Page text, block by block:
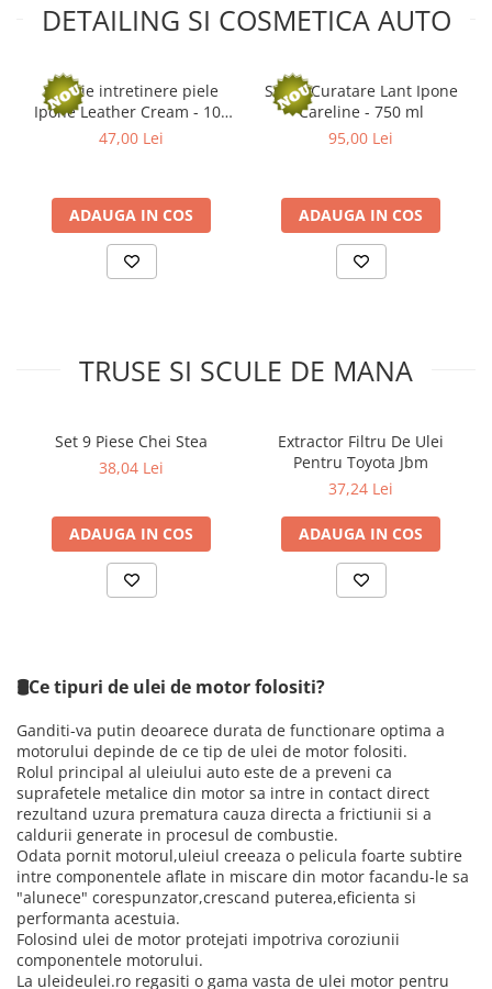
DETAILING SI COSMETICA AUTO
Solutie intretinere piele
Ipone Leather Cream - 100
ml
47,00 Lei
ADAUGA IN COS
Spray Curatare Lant Ipone
Careline - 750 ml
95,00 Lei
ADAUGA IN COS
TRUSE SI SCULE DE MANA
Set 9 Piese Chei Stea
38,04 Lei
ADAUGA IN COS
Extractor Filtru De Ulei
Pentru Toyota Jbm
37,24 Lei
ADAUGA IN COS
🛢️Ce tipuri de ulei de motor folositi?
Ganditi-va putin deoarece durata de functionare optima a
motorului depinde de ce tip de ulei de motor folositi.
Rolul principal al uleiului auto este de a preveni ca
suprafetele metalice din motor sa intre in contact direct
rezultand uzura prematura cauza directa a frictiunii si a
caldurii generate in procesul de combustie.
Odata pornit motorul,uleiul creeaza o pelicula foarte subtire
intre componentele aflate in miscare din motor facandu-le sa
"alunece" corespunzator,crescand puterea,eficienta si
performanta acestuia.
Folosind ulei de motor protejati impotriva coroziunii
componentele motorului.
La uleideulei.ro regasiti o gama vasta de ulei motor pentru